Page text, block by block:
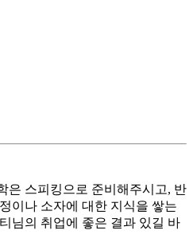
은 스피킹으로 준비해주시고, 반
이나 소자에 대한 지식을 쌓는
님의 취업에 좋은 결과 있길 바